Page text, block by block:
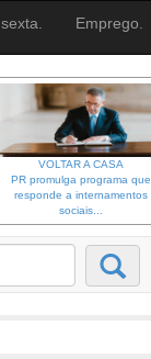
Emprego.
VOLTAR A CASA
PR promulga programa que
responde a internamentos
sociais...